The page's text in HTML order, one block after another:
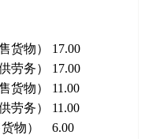
货物）
17.00
劳务）
17.00
货物）
11.00
劳务）
11.00
物）
6.00